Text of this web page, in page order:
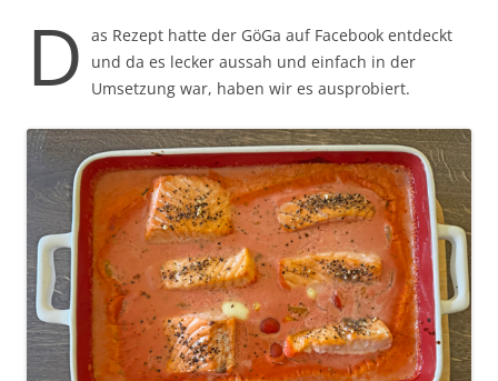
D as Rezept hatte der GöGa auf Facebook entdeckt
und da es lecker aussah und einfach in der
Umsetzung war, haben wir es ausprobiert.